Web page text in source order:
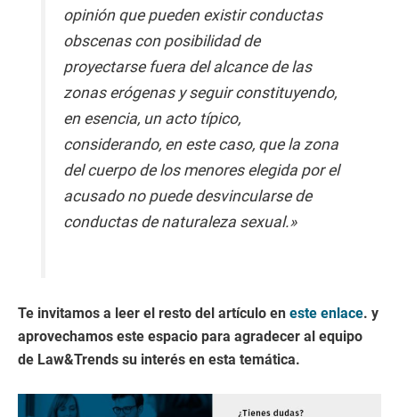
opinión que pueden existir conductas
obscenas con posibilidad de
proyectarse fuera del alcance de las
zonas erógenas y seguir constituyendo,
en esencia, un acto típico,
considerando, en este caso, que la zona
del cuerpo de los menores elegida por el
acusado no puede desvincularse de
conductas de naturaleza sexual.»
Te invitamos a leer el resto del artículo en este enlace. y
aprovechamos este espacio para agradecer al equipo
de Law&Trends su interés en esta temática.